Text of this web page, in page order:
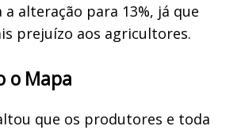
alteração para 13%, já que
prejuízo aos agricultores.
o Mapa
que os produtores e toda